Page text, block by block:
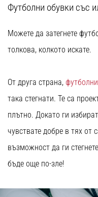
Футболни обувки със
Можете да затегнете
толкова, колкото искате.
От друга страна,
така стегнати. Те са
плътно. Докато ги
чувствате добре в тях от
възможност да ги
бъде още по-зле!